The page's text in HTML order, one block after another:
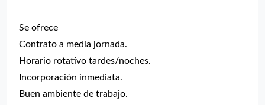
Se ofrece
Contrato a media jornada.
Horario rotativo tardes/noches.
Incorporación inmediata.
Buen ambiente de trabajo.